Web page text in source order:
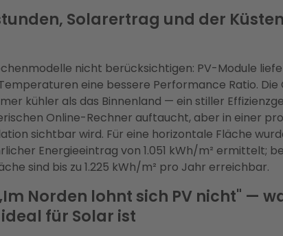
Solarertrag und der
nicht berücksichtigen: PV-Module
eine bessere Performance Ratio. Die
kühler als das Binnenland — ein stiller
Online-Rechner auftaucht, aber in einer
sichtbar wird. Für eine horizontale Fläche
Energieeintrag von 1.051 kWh/m² ermittelt;
sind bis zu 1.225 kWh/m² pro Jahr erreichbar.
Norden lohnt sich PV nicht" —
für Solar ist